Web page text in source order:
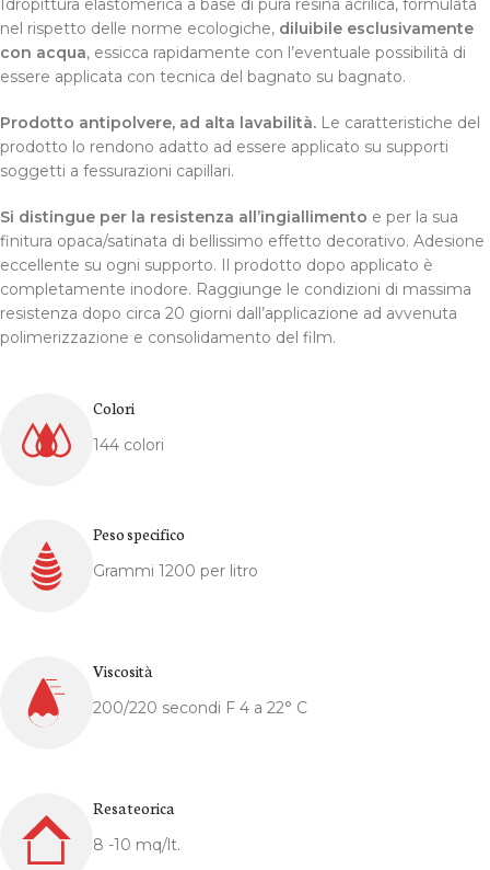
Idropittura elastomerica a base di pura resina acrilica, formulata
nel rispetto delle norme ecologiche, diluibile esclusivamente
con acqua, essicca rapidamente con l’eventuale possibilità di
essere applicata con tecnica del bagnato su bagnato.
Prodotto antipolvere, ad alta lavabilità. Le caratteristiche del
prodotto lo rendono adatto ad essere applicato su supporti
soggetti a fessurazioni capillari.
Si distingue per la resistenza all’ingiallimento e per la sua
finitura opaca/satinata di bellissimo effetto decorativo. Adesione
eccellente su ogni supporto. Il prodotto dopo applicato è
completamente inodore. Raggiunge le condizioni di massima
resistenza dopo circa 20 giorni dall’applicazione ad avvenuta
polimerizzazione e consolidamento del film.
Colori
144 colori
Peso specifico
Grammi 1200 per litro
Viscosità
200/220 secondi F 4 a 22° C
Resa teorica
8 -10 mq/lt.